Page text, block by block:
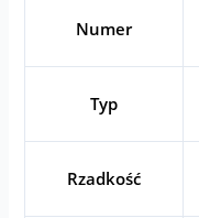
Numer
Typ
Rzadkość